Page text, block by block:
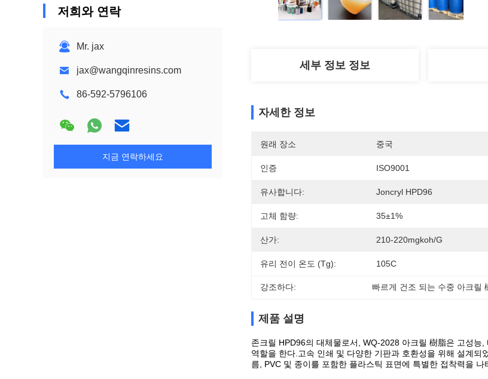
저희와 연락
Mr. jax
jax@wangqinresins.com
86-592-5796106
지금 연락하세요
세부 정보 정보
자세한 정보
원래 장소 중국
인증 ISO9001
유사합니다: Joncryl HPD96
고체 함량: 35±1%
산가: 210-220mgkoh/g
유리 전이 온도 (Tg): 105C
강조하다: 빠르게 건조 되는 수중 아크릴
제품 설명
존크릴 HPD96의 대체물로서, WQ-2028 아크릴 樹脂은 고성
역할을 한다.고속 인쇄 및 다양한 기판과 호환성을 위해 설계
름, PVC 및 종이를 포함한 플라스틱 표면에 특별한 접착력을 나